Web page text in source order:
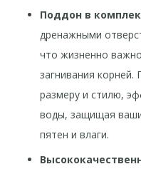
Поддон в
дренажными
что жизненно
загнивания
размеру и стилю,
воды, защищая
пятен и влаги.